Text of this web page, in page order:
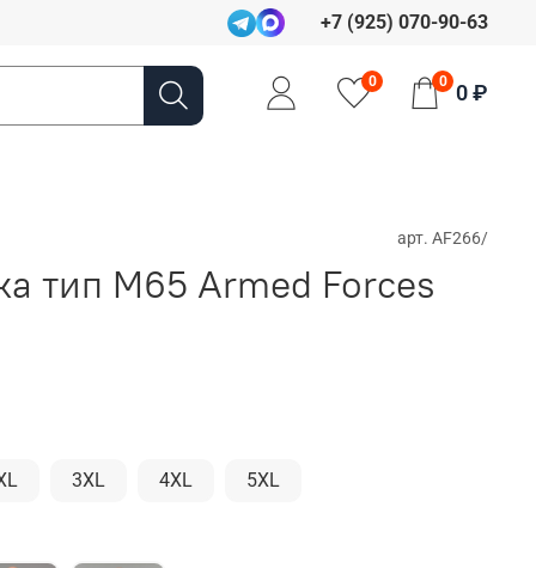
+7 (925) 070-90-63
0 0 0 ₽
арт. AF266/
тип M65 Armed Forces
3XL 4XL 5XL